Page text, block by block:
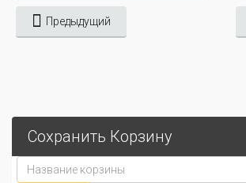
Предыдущий
Сохранить Корзину